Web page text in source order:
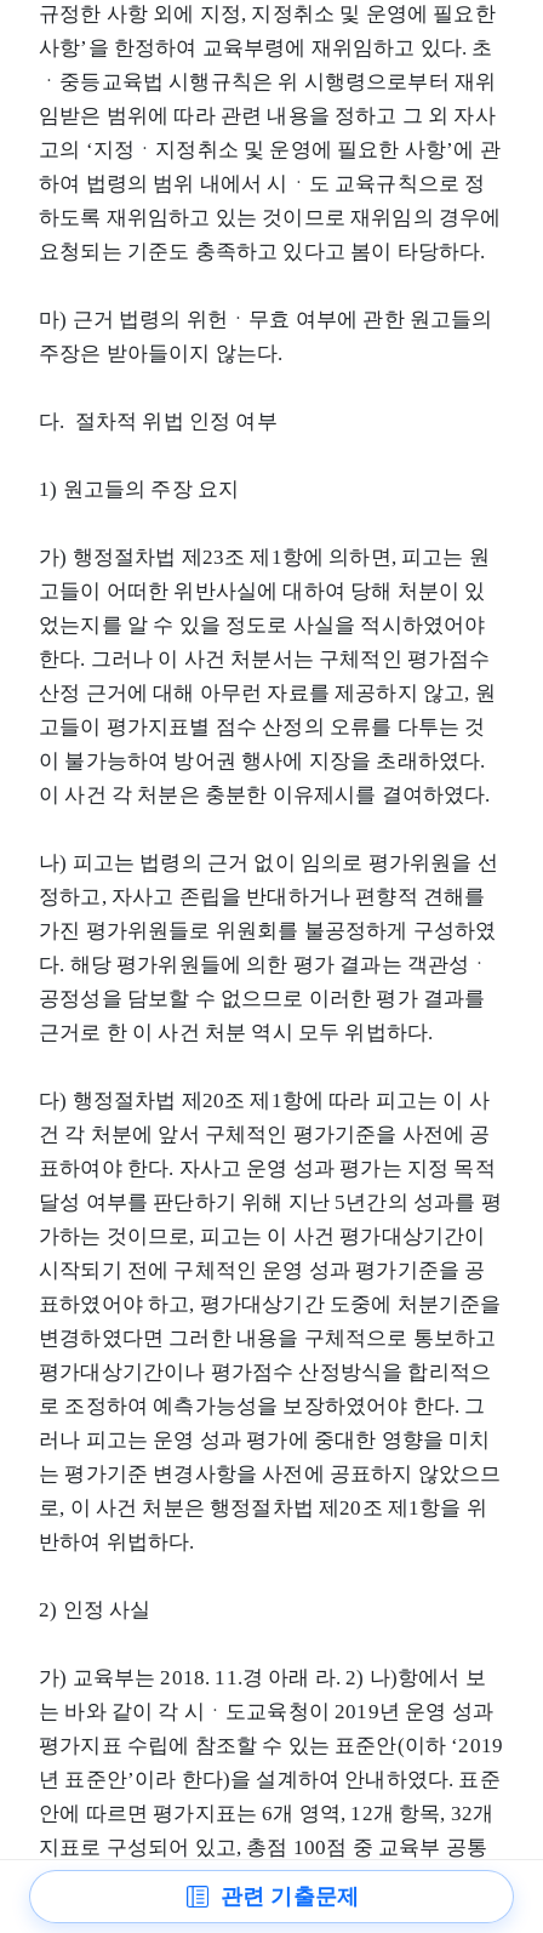
규정한 사항 외에 지정, 지정취소 및 운영에 필요한
사항’을 한정하여 교육부령에 재위임하고 있다. 초
ㆍ중등교육법 시행규칙은 위 시행령으로부터 재위
임받은 범위에 따라 관련 내용을 정하고 그 외 자사
고의 ‘지정ㆍ지정취소 및 운영에 필요한 사항’에 관
하여 법령의 범위 내에서 시ㆍ도 교육규칙으로 정
하도록 재위임하고 있는 것이므로 재위임의 경우에
요청되는 기준도 충족하고 있다고 봄이 타당하다.
마) 근거 법령의 위헌ㆍ무효 여부에 관한 원고들의
주장은 받아들이지 않는다.
다. 절차적 위법 인정 여부
1) 원고들의 주장 요지
가) 행정절차법 제23조 제1항에 의하면, 피고는 원
고들이 어떠한 위반사실에 대하여 당해 처분이 있
었는지를 알 수 있을 정도로 사실을 적시하였어야
한다. 그러나 이 사건 처분서는 구체적인 평가점수
산정 근거에 대해 아무런 자료를 제공하지 않고, 원
고들이 평가지표별 점수 산정의 오류를 다투는 것
이 불가능하여 방어권 행사에 지장을 초래하였다.
이 사건 각 처분은 충분한 이유제시를 결여하였다.
나) 피고는 법령의 근거 없이 임의로 평가위원을 선
정하고, 자사고 존립을 반대하거나 편향적 견해를
가진 평가위원들로 위원회를 불공정하게 구성하였
다. 해당 평가위원들에 의한 평가 결과는 객관성ㆍ
공정성을 담보할 수 없으므로 이러한 평가 결과를
근거로 한 이 사건 처분 역시 모두 위법하다.
다) 행정절차법 제20조 제1항에 따라 피고는 이 사
건 각 처분에 앞서 구체적인 평가기준을 사전에 공
표하여야 한다. 자사고 운영 성과 평가는 지정 목적
달성 여부를 판단하기 위해 지난 5년간의 성과를 평
가하는 것이므로, 피고는 이 사건 평가대상기간이
시작되기 전에 구체적인 운영 성과 평가기준을 공
표하였어야 하고, 평가대상기간 도중에 처분기준을
변경하였다면 그러한 내용을 구체적으로 통보하고
평가대상기간이나 평가점수 산정방식을 합리적으
로 조정하여 예측가능성을 보장하였어야 한다. 그
러나 피고는 운영 성과 평가에 중대한 영향을 미치
는 평가기준 변경사항을 사전에 공표하지 않았으므
로, 이 사건 처분은 행정절차법 제20조 제1항을 위
반하여 위법하다.
2) 인정 사실
가) 교육부는 2018. 11.경 아래 라. 2) 나)항에서 보
는 바와 같이 각 시ㆍ도교육청이 2019년 운영 성과
평가지표 수립에 참조할 수 있는 표준안(이하 ‘2019
년 표준안’이라 한다)을 설계하여 안내하였다. 표준
안에 따르면 평가지표는 6개 영역, 12개 항목, 32개
지표로 구성되어 있고, 총점 100점 중 교육부 공통
지표가 88점, 각 시ㆍ도교육청이 재량에 따라 수립
할 재량지표가 12점이며, 다만 합산된 점수에 ‘감사
관련 기출문제